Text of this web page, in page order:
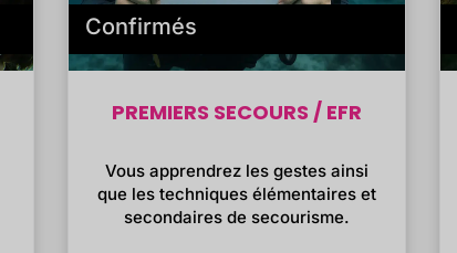
Confirmés
PREMIERS SECOURS / EFR
Vous apprendrez les gestes ainsi
que les techniques élémentaires et
secondaires de secourisme.